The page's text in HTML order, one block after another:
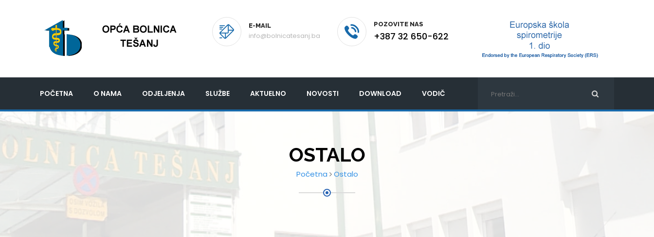
E-MAIL
info@bolnicatesanj.ba
POZOVITE NAS
+387 32 650-622
POČETNA O NAMA ODJELJENJA SLUŽBE AKTUELNO NOVOSTI DOWNLOAD VODIČ
OSTALO
Početna Ostalo